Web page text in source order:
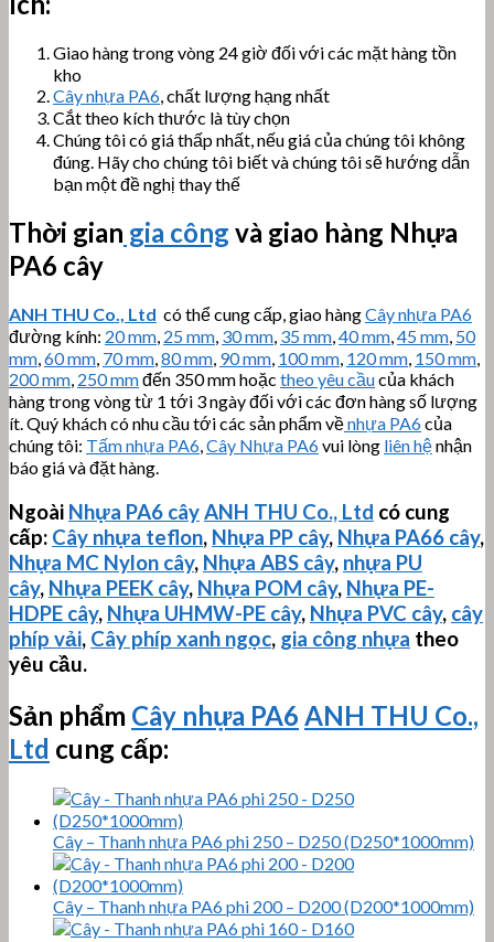
Giao hàng trong vòng 24 giờ đối với các mặt hàng tồn
kho
Cây nhựa PA6 , chất lượng hạng nhất
Cắt theo kích thước là tùy chọn
Chúng tôi có giá thấp nhất, nếu giá của chúng tôi không
đúng. Hãy cho chúng tôi biết và chúng tôi sẽ hướng dẫn
bạn một đề nghị thay thế
Thời gian gia công và giao hàng Nhựa
PA6 cây
ANH THU Co., Ltd có thể cung cấp, giao hàngCây nhựa PA6
đường kính: 20 mm, 25 mm, 30 mm, 35 mm,40 mm,45 mm, 50
mm,60 mm, 70 mm,80 mm, 90 mm, 100 mm, 120 mm, 150 mm,
200 mm, 250 mmđến 350 mm hoặc theo yêu cầucủa khách
hàng trong vòng từ 1 tới 3 ngày đối với các đơn hàng số lượng
ít. Quý khách có nhu cầu tới các sản phẩm vềnhựa PA6của
chúng tôi: Tấm nhựa PA6,Cây Nhựa PA6vui lòng liên hệnhận
báo giá và đặt hàng.
Ngoài Nhựa PA6 câyANH THU Co., Ltd có cung
cấp: Cây nhựa teflon, Nhựa PP cây, Nhựa PA66 cây,
Nhựa MC Nylon cây, Nhựa ABS cây, nhựa PU
cây, Nhựa PEEK cây, Nhựa POM cây, Nhựa PE-
HDPE cây, Nhựa UHMW-PE cây, Nhựa PVC cây, cây
phíp vải, Cây phíp xanh ngọc, gia công nhựa theo
yêu cầu.
Sản phẩm Cây nhựa PA6 ANH THU Co.,
Ltd cung cấp:
Cây – Thanh nhựa PA6 phi 250 – D250 (D250*1000mm)
Cây – Thanh nhựa PA6 phi 200 – D200 (D200*1000mm)